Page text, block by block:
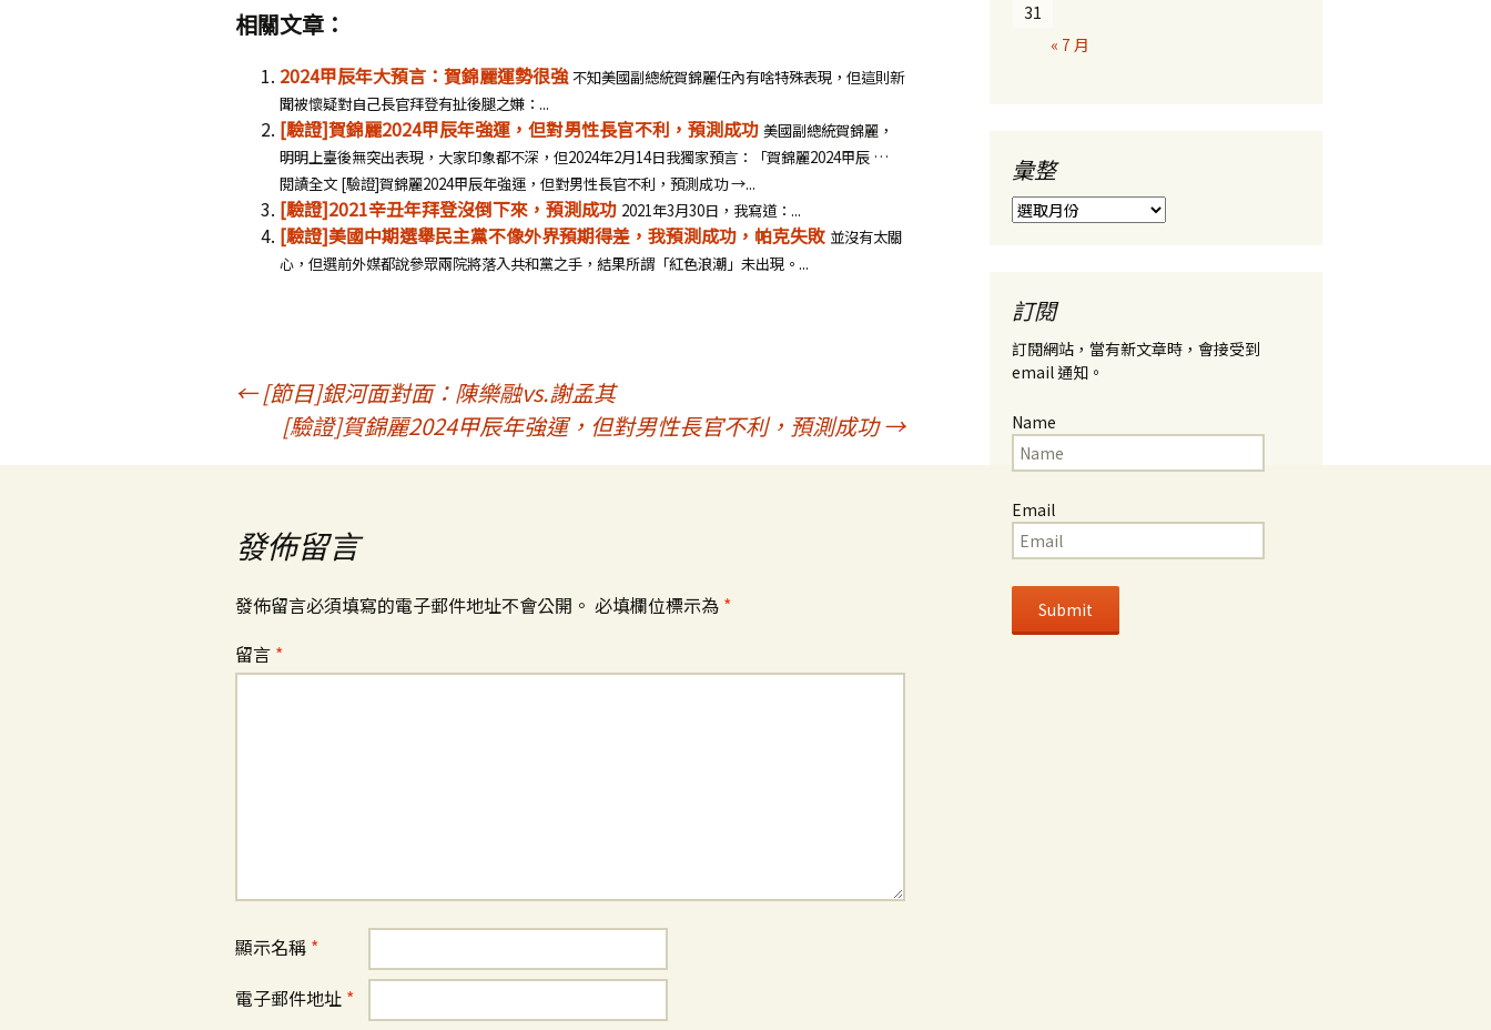
相關文章：
2024甲辰年大預言：賀錦麗運勢很強 不知美國副總統賀錦麗任內有啥特殊表現，但這則新
聞被懷疑對自己長官拜登有扯後腿之嫌：...
[驗證]賀錦麗2024甲辰年強運，但對男性長官不利，預測成功 美國副總統賀錦麗，
明明上臺後無突出表現，大家印象都不深，但2024年2月14日我獨家預言：「賀錦麗2024甲辰 …
閱讀全文 [驗證]賀錦麗2024甲辰年強運，但對男性長官不利，預測成功 →...
[驗證]2021辛丑年拜登沒倒下來，預測成功 2021年3月30日，我寫道：...
[驗證]美國中期選舉民主黨不像外界預期得差，我預測成功，帕克失敗 並沒有太關
心，但選前外媒都說參眾兩院將落入共和黨之手，結果所謂「紅色浪潮」未出現。...
章
←[節目]銀河面對面：陳樂融vs.謝孟其
[驗證]賀錦麗2024甲辰年強運，但對男性長官不利，預測成功→
發佈留言
發佈留言必須填寫的電子郵件地址不會公開。 必填欄位標示為 *
留言 *
顯示名稱 *
電子郵件地址 *
31
« 7 月
彙整
彙
整
訂閱
訂閱網站，當有新文章時，會接受到
email 通知。
Name
Email